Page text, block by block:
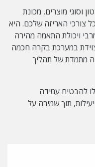
וסוגי מוצרים, מכונת
צורכי האריזה שלכם. היא
ויכולת התאמה מהירה
במערכת בקרה חכמה
מתמדת של תהליך
להבטיח עמידה
תוך שמירה על